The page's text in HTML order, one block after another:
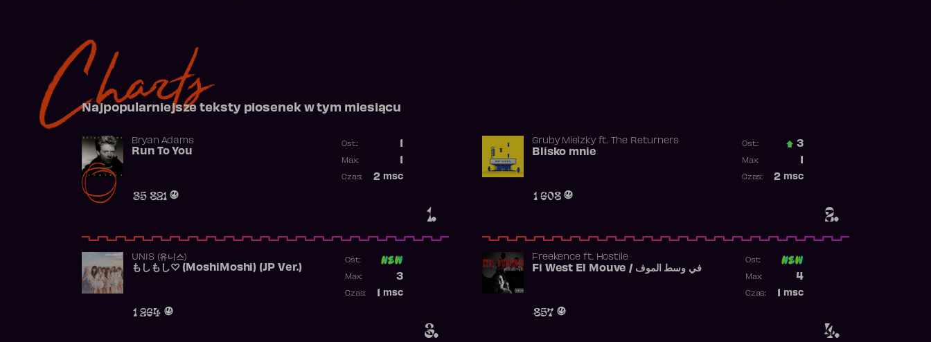
Charts
Najpopularniejsze teksty piosenek w tym miesiącu
1.
Bryan Adams
Run To You
35 821
Ost.:
Max:
2 msc
Czas:
2.
Gruby Mielzkyft. The Returners
Blisko mnie
1 608
Ost.: 3
Max:
2 msc
Czas:
3.
UNIS (유니스)
もしもし♡ (MoshiMoshi) (JP Ver.)
1 264
Ost:
3
Max:
msc
Czas:
4.
Freekence ft. Hostile
Fi West El Mouve / في وسط الموف
857
Ost:
4
Max:
msc
Czas: